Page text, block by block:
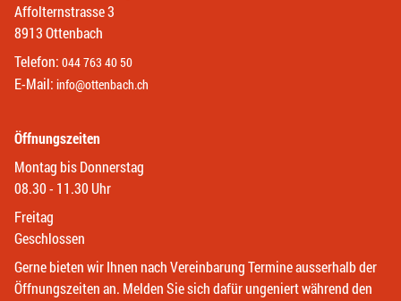
Affolternstrasse 3
8913 Ottenbach
Telefon: 044 763 40 50
E-Mail: info@ottenbach.ch
Öffnungszeiten
Montag bis Donnerstag
08.30 - 11.30 Uhr
Freitag
Geschlossen
Gerne bieten wir Ihnen nach Vereinbarung Termine ausserhalb der
Öffnungszeiten an. Melden Sie sich dafür ungeniert während den